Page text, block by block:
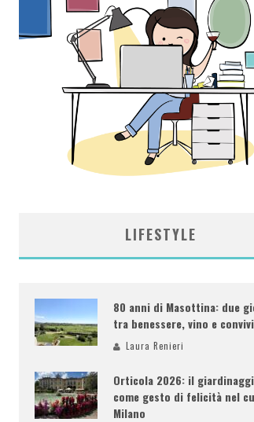
LIFESTYLE
80 anni di Masottina: due
tra benessere, vino e
Laura Renieri
Orticola 2026: il
come gesto di felicità nel
Milano